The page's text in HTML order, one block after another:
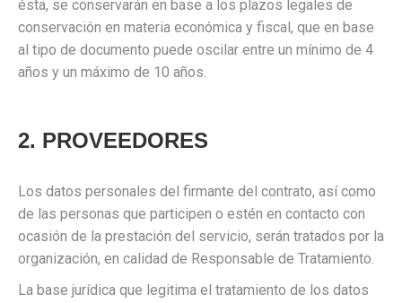
ésta, se conservarán en base a los plazos legales de
conservación en materia económica y fiscal, que en base
al tipo de documento puede oscilar entre un mínimo de 4
años y un máximo de 10 años.
2. PROVEEDORES
Los datos personales del firmante del contrato, así como
de las personas que participen o estén en contacto con
ocasión de la prestación del servicio, serán tratados por la
organización, en calidad de Responsable de Tratamiento.
La base jurídica que legitima el tratamiento de los datos